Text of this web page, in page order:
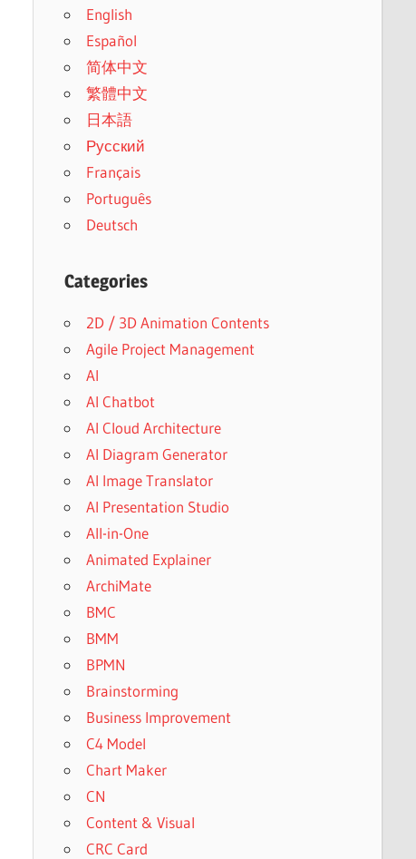
English
Español
简体中文
繁體中文
日本語
Русский
Français
Português
Deutsch
Categories
2D / 3D Animation Contents
Agile Project Management
AI
AI Chatbot
AI Cloud Architecture
AI Diagram Generator
AI Image Translator
AI Presentation Studio
All-in-One
Animated Explainer
ArchiMate
BMC
BMM
BPMN
Brainstorming
Business Improvement
C4 Model
Chart Maker
CN
Content & Visual
CRC Card